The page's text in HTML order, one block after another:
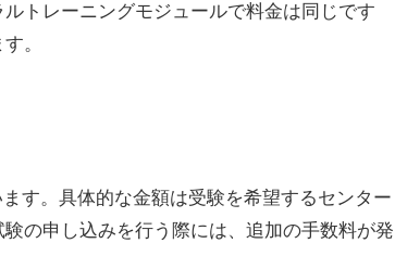
トレーニングモジュールで料金は同じです
。
す。具体的な金額は受験を希望するセンター
の申し込みを行う際には、追加の手数料が発